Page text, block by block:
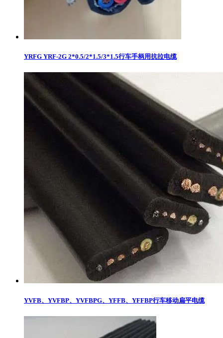
YRFG YRF-2G 2*0.5/2*1.5/3*1.5行车手柄用抗拉电缆
YVFB、YVFBP、YVFBPG、YFFB、YFFBP行车移动扁平电缆